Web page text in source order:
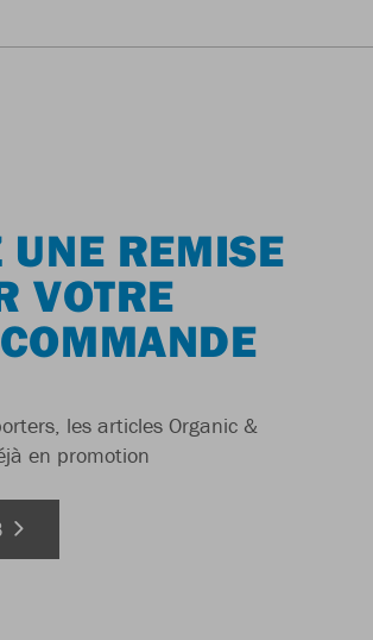
UNE REMISE
VOTRE
les articles Organic &
en promotion